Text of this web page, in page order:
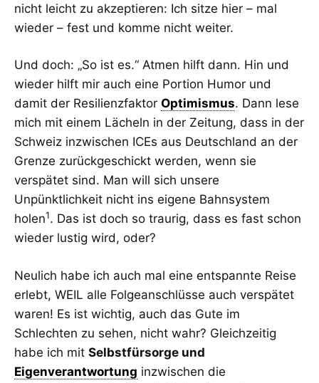
nicht leicht zu akzeptieren: Ich sitze hier – mal
wieder – fest und komme nicht weiter.
Und doch: „So ist es.“ Atmen hilft dann. Hin und
wieder hilft mir auch eine Portion Humor und
damit der Resilienzfaktor Optimismus. Dann lese
mich mit einem Lächeln in der Zeitung, dass in der
Schweiz inzwischen ICEs aus Deutschland an der
Grenze zurückgeschickt werden, wenn sie
verspätet sind. Man will sich unsere
Unpünktlichkeit nicht ins eigene Bahnsystem
holen1. Das ist doch so traurig, dass es fast schon
wieder lustig wird, oder?
Neulich habe ich auch mal eine entspannte Reise
erlebt, WEIL alle Folgeanschlüsse auch verspätet
waren! Es ist wichtig, auch das Gute im
Schlechten zu sehen, nicht wahr? Gleichzeitig
habe ich mit Selbstfürsorge und
Eigenverantwortung inzwischen die